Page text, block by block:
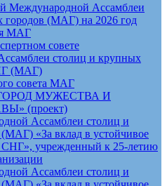
Международной Ассамблеи
городов (МАГ) на 2026 год
МАГ
совете
столиц и крупных
(МАГ)
совета МАГ
МУЖЕСТВА И
(проект)
Ассамблеи столиц и
«За вклад в устойчивое
СНГ», учрежденный к 25-летию
Ассамблеи столиц и